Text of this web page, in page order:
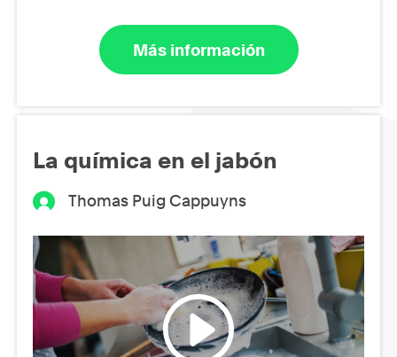
Más información
La química en el jabón
Thomas Puig Cappuyns